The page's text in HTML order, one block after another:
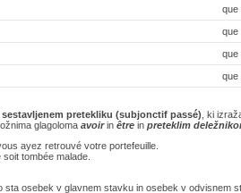
que
que
que
que
pretekliku (subjonctif passé) , ki
glagoloma avoirin être in preteklim
ayez retrouvé votre portefeuille.
soit tombée malade.
sta osebek v glavnem stavku in osebek v odvisnem